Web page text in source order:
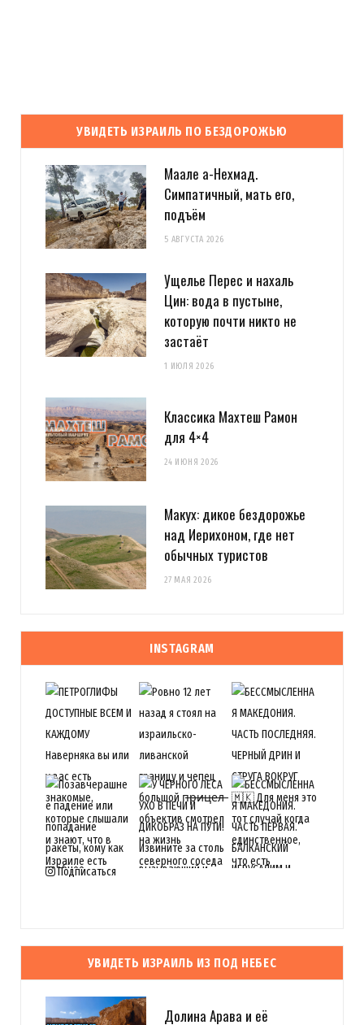
УВИДЕТЬ ИЗРАИЛЬ ПО БЕЗДОРОЖЬЮ
Маале а-Нехмад.
Симпатичный, мать его,
подъём
5 АВГУСТА 2026
Ущелье Перес и нахаль
Цин: вода в пустыне,
которую почти никто не
застаёт
1 ИЮЛЯ 2026
Классика Махтеш Рамон
для 4×4
24 ИЮНЯ 2026
Макух: дикое бездорожье
над Иерихоном, где нет
обычных туристов
27 МАЯ 2026
INSTAGRAM
Подписаться
УВИДЕТЬ ИЗРАИЛЬ ИЗ ПОД НЕБЕС
Долина Арава и её